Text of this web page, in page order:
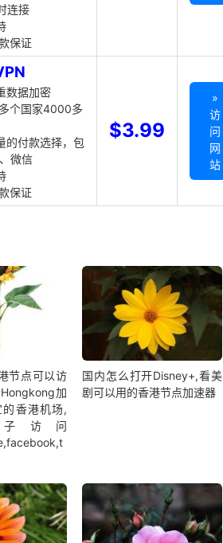
连接
保证
数据加密
个国家4000多
的付款选择，包
微信
保证
$3.99
»
访
问
网
站
节点可以访
加
香港机场,
访问
国内怎么打开Disney+,看美
剧可以用的香港节点加速器